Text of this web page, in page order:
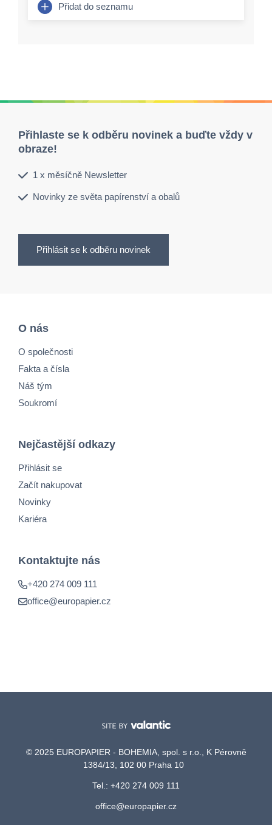
Přidat do seznamu
Přihlaste se k odběru novinek a buďte vždy v
obraze!
1 x měsíčně Newsletter
Novinky ze světa papírenství a obalů
Přihlásit se k odběru novinek
O nás
O společnosti
Fakta a čísla
Náš tým
Soukromí
Nejčastější odkazy
Přihlásit se
Začít nakupovat
Novinky
Kariéra
Kontaktujte nás
+420 274 009 111
office@europapier.cz
© 2025 EUROPAPIER - BOHEMIA, spol. s r.o., K Pérovně
1384/13, 102 00 Praha 10
Tel.: +420 274 009 111
office@europapier.cz